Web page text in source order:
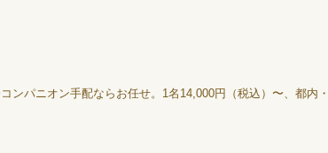
パニオン手配ならお任せ。1名14,000円（税込）〜、都内